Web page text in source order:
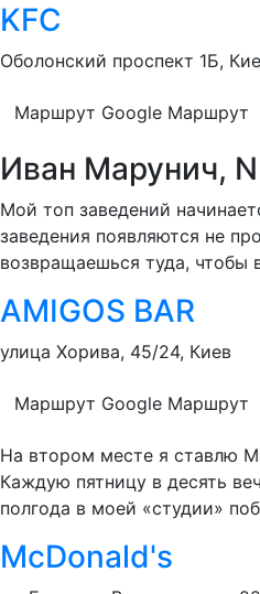
KFC
Оболонский проспект 1Б,
Маршрут Google Маршрут
Иван Марунич,
Мой топ заведений
заведения появляются не
возвращаешься туда, чтобы
AMIGOS BAR
улица Хорива, 45/24, Киев
Маршрут Google Маршрут
На втором месте я ставлю
Каждую пятницу в десять
полгода в моей «студии»
McDonald's